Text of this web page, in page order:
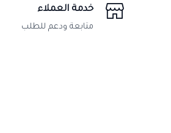
خدمة العملاء
متابعة ودعم للطلب